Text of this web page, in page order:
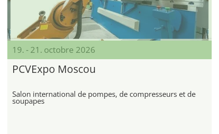
19. - 21. octobre 2026
PCVExpo Moscou
Salon international de pompes, de compresseurs et de
soupapes